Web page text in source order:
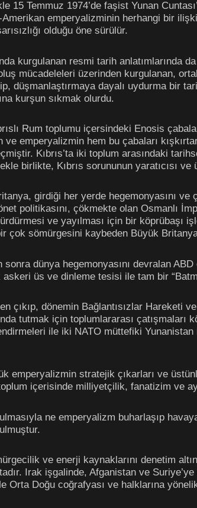
15 Temmuz 1974’de faşist Yunan
emperyalizminin herhangi bir
olduğu öne sürülür.
kurgulanan resmi tarih anlatımlarında
mücadeleleri üzerinden kurgulanan,
düşmanlaştırmaya dayalı uydurma bir
kurşun sıkmak olurdu.
Rum toplumu içersindeki Enosis
ve emperyalizmin hem bu çabaları
Kıbrıs’ta iki toplum arasındaki
birlikte, Kıbrıs sorununun yaratıcısı
girdiği her yerde hegemonyasını ve
politikasını, çökmekte olan Osmanlı
ve yayılması için bir köprübaşı
çok sömürgesini kaybeden Büyük
sonra dünya hegemonyasını devralan
askeri üs ve dinleme tesisi ile tam bir
çıkıp, dönemin Bağlantısızlar
tutmak için toplumlararası çatışmaları
ile iki NATO müttefiki
emperyalizmin stratejik çıkarları ve
içerisinde milliyetçilik, fanatizim ve
ne emperyalizm buharlaşıp
ve enerji kaynaklarını denetim
Irak işgalinde, Afganistan ve
Orta Doğu coğrafyası ve halklarına